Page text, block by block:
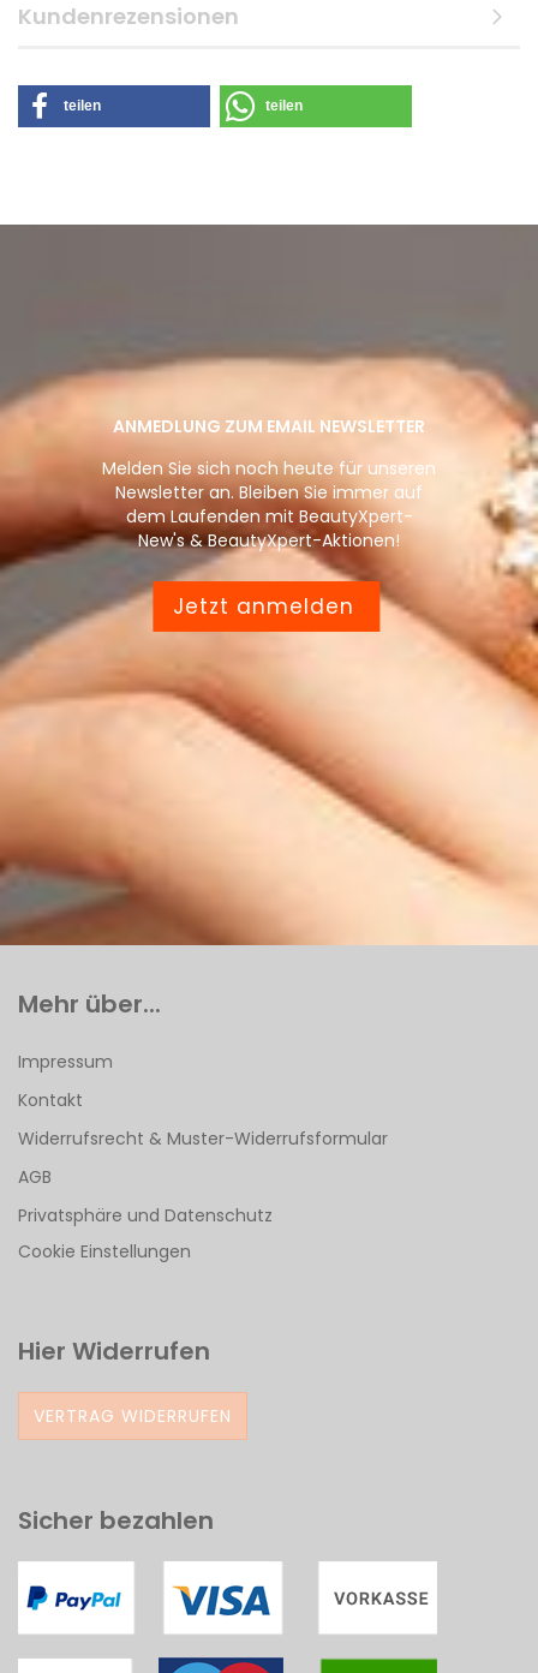
Kundenrezensionen
teilen teilen
ANMEDLUNG ZUM EMAIL NEWSLETTER
Melden Sie sich noch heute für unseren
Newsletter an. Bleiben Sie immer auf
dem Laufenden mit BeautyXpert-
New's & BeautyXpert-Aktionen!
Jetzt anmelden
Mehr über...
Impressum
Kontakt
Widerrufsrecht & Muster-Widerrufsformular
AGB
Privatsphäre und Datenschutz
Cookie Einstellungen
Hier Widerrufen
VERTRAG WIDERRUFEN
Sicher bezahlen